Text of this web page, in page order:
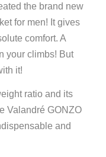
the brand new
for men! It gives
comfort. A
your climbs! But
it!
ratio and its
Valandré GONZO
and